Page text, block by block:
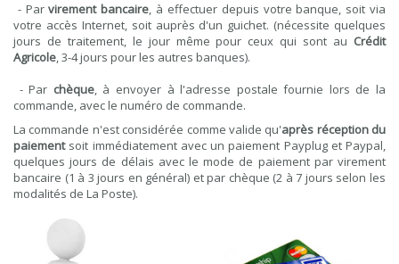
- Parvirement bancaire, à effectuer depuis votre banque, soit via
votre accès Internet, soit auprès d'un guichet. (nécessite quelques
jours de traitement, le jour même pour ceux qui sont au Crédit
Agricole, 3-4 jours pour les autres banques).
- Par chèque, à envoyer à l'adresse postale fournie lors de la
commande, avec le numéro de commande.
La commande n'est considérée comme valide qu'après réception du
paiementsoit immédiatement avec un paiement Payplug et Paypal,
quelques jours de délais avec le mode de paiement par virement
bancaire (1 à 3 jours en général) et par chèque (2 à 7 jours selon les
modalités de La Poste).